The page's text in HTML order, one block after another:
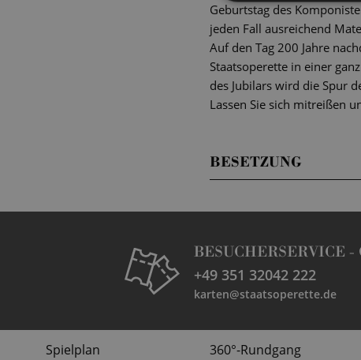
Geburtstag des
jeden Fall ausreichend
Auf den Tag 200 Jahre
Staatsoperette in einer
des Jubilars wird die Spur
Lassen Sie sich mitreißen
BESETZUNG
BESUCHERSERVICE -
+49 351 32042 222
karten@staatsoperette.de
Spielplan
360°-Rundgang